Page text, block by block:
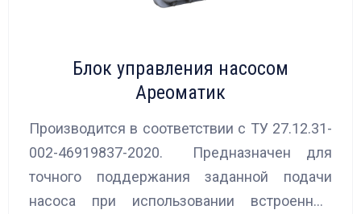
Блок управления насосом
Ареоматик
Производится в соответствии с ТУ 27.12.31-
002-46919837-2020. Предназначен для
точного поддержания заданной подачи
насоса при использовании встроенных